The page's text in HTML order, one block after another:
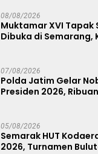
08/08/2026
Muktamar XVI Tapak
Dibuka di Semarang,
07/08/2026
Polda Jatim Gelar
Presiden 2026,
05/08/2026
Semarak HUT
2026, Turnamen